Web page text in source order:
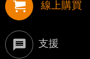
線上購買
支援